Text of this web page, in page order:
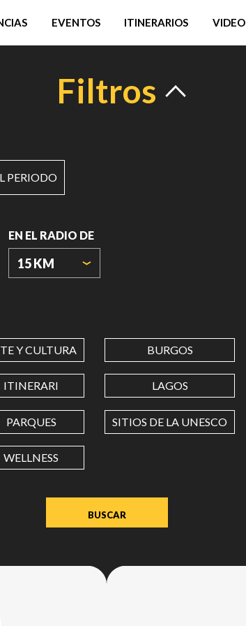
EVENTOS ITINERARIOS VIDEO
Filtros
PERIODO
EN EL RADIO DE
15 KM
LONGITUD
dot
Y CULTURA BURGOS
ITINERARI LAGOS
PARQUES SITIOS DE LA UNESCO
WELLNESS